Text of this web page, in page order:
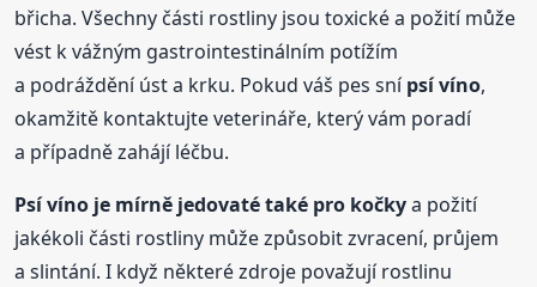
břicha. Všechny části rostliny jsou toxické a požití může
vést k vážným gastrointestinálním potížím
a podráždění úst a krku. Pokud váš pes snípsí víno,
okamžitě kontaktujte veterináře, který vám poradí
a případně zahájí léčbu.
Psí víno je mírně jedovaté také pro kočkya požití
jakékoli části rostliny může způsobit zvracení, průjem
a slintání. I když některé zdroje považují rostlinu